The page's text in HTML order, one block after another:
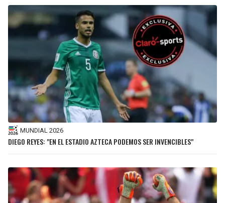
MUNDIAL 2026
DIEGO REYES: "EN EL ESTADIO AZTECA PODEMOS SER INVENCIBLES"